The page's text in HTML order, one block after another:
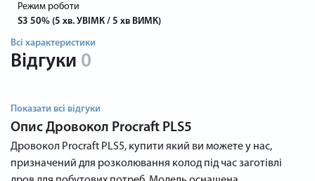
Режим роботи
S3 50% (5 хв. УВІМК / 5 хв ВИМК)
Всі характеристики
Відгуки 0
Показати всі відгуки
Опис Дровокол Procraft PLS5
Дровокол Procraft PLS5, купити який ви можете у нас,
призначений для розколювання колод під час заготівлі